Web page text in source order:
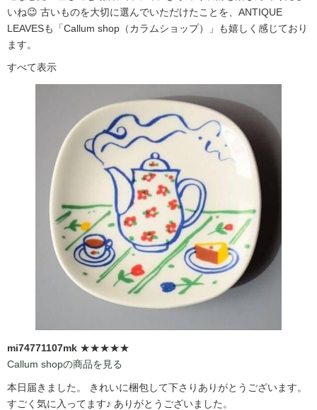
いね😉 古いものを大切に選んでいただけたことを、ANTIQUE
LEAVESも「Callum shop（カラムショップ）」も嬉しく感じており
ます。
すべて表示
mi74771107mk ★★★★★
Callum shopの商品を見る
本日届きました。 きれいに梱包して下さりありがとうございます。
すごく気に入ってます♪ ありがとうございました。